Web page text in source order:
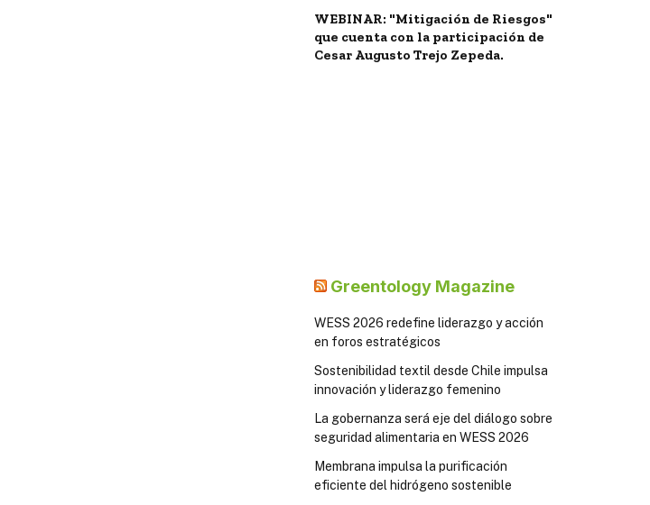
WEBINAR: "Mitigación de Riesgos"
que cuenta con la participación de
Cesar Augusto Trejo Zepeda.
Greentology Magazine
WESS 2026 redefine liderazgo y acción
en foros estratégicos
Sostenibilidad textil desde Chile impulsa
innovación y liderazgo femenino
La gobernanza será eje del diálogo sobre
seguridad alimentaria en WESS 2026
Membrana impulsa la purificación
eficiente del hidrógeno sostenible